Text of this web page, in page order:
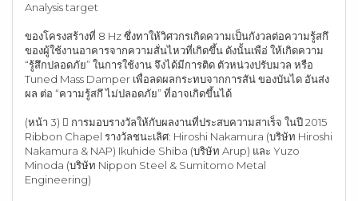
Analysis target
ของโครงสร้างที่ 8 Hz ซึ่งทาให้วิศวกรเกิดความเป็นกังวลต่อความรู้สกึ
ของผู้ใช้งานอาคารจากความสั่นไหวที่เกิดขึ้น ดังนั้นเพือ่ ให้เกิดความ
“รู้สึกปลอดภัย” ในการใช้งาน จึงได้มีการติด ตัวหน่วงปรับมวล หรือ
Tuned Mass Damper เพื่อลดผลกระทบจากการสัน่ ของบันได อันส่ง
ผล ต่อ “ความรู้สกึ ไม่ปลอดภัย” ที่อาจเกิดขึ้นได้
(หน้า 3)  การมอบรางวัลให้กับผลงานที่ประสบความสาเร็จ ในปี 2015
Ribbon Chapel รางวัลชนะเลิศ: Hiroshi Nakamura (บริษัท Hiroshi
Nakamura & NAP) Ikuhide Shiba (บริษัท Arup) และ Yuzo
Minoda (บริษัท Nippon Steel & Sumitomo Metal
Engineering)